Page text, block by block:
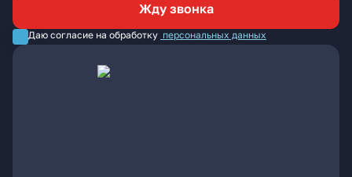
Жду звонка
Даю согласие на обработку персональных данных